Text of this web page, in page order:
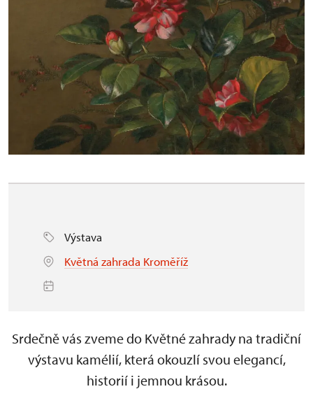
Výstava
Květná zahrada Kroměříž
Srdečně vás zveme do Květné zahrady na tradiční
výstavu kamélií, která okouzlí svou elegancí,
historií i jemnou krásou.